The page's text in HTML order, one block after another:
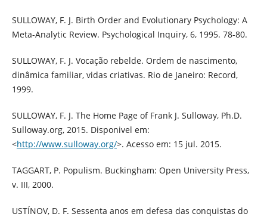
SULLOWAY, F. J. Birth Order and Evolutionary Psychology: A
Meta-Analytic Review. Psychological Inquiry, 6, 1995. 78-80.
SULLOWAY, F. J. Vocação rebelde. Ordem de nascimento,
dinâmica familiar, vidas criativas. Rio de Janeiro: Record,
1999.
SULLOWAY, F. J. The Home Page of Frank J. Sulloway, Ph.D.
Sulloway.org, 2015. Disponivel em:
<http://www.sulloway.org/>. Acesso em: 15 jul. 2015.
TAGGART, P. Populism. Buckingham: Open University Press,
v. III, 2000.
USTÍNOV, D. F. Sessenta anos em defesa das conquistas do